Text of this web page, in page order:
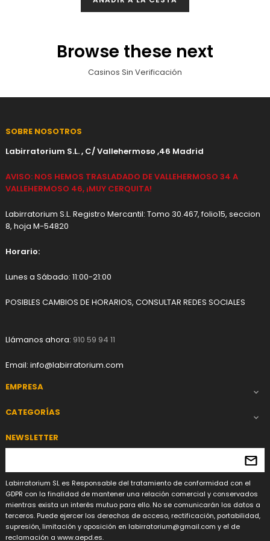
Browse these next
Casinos Sin Verificación
SOBRE NOSOTROS
Labirratorium S.L. , C/ Vallehermoso ,46 Madrid
AVISO: NOS HEMOS TRASLADADO DE VALLEHERMOSO 34 A
VALLEHERMOSO 46, ¡MUY CERQUITA!
Labirratorium S.L. Registro Mercantil: Tomo 30.467, folio15, seccion
8, hoja M-54820
Horario:
Lunes a Sábado: 11:00-21:00
POSIBLES CAMBIOS DE HORARIOS, CONSULTAR REDES SOCIALES
Llámanos ahora: 910 59 94 11
Email: info@labirratorium.com
EMPRESA

CATEGORÍAS 
NEWSLETTER
Labirratorium SL es Responsable del tratamiento de conformidad con el
GDPR con la finalidad de mantener una relación comercial y conservados
mientras exista un interés mutuo para ello. No se comunicarán los datos a
terceros. Puede ejercer los derechos de acceso, rectificación, portabilidad,
supresión, limitación y oposición en labirratorium@gmail.com y el de
reclamación a www.aepd.es.